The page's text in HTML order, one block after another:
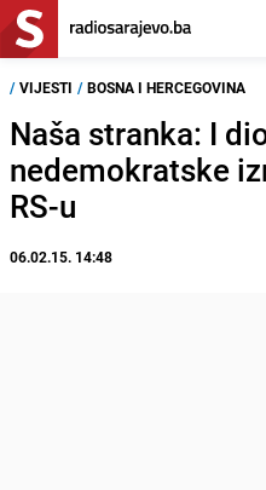
/ VIJESTI / BOSNA I HERCEGOVINA
Naša stranka: I
nedemokratske
RS-u
06.02.15. 14:48